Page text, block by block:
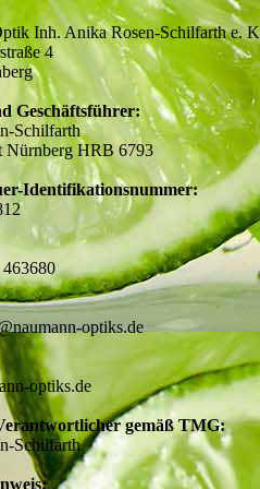
Inh. Anika Rosen-Schilfarth e.
4
Geschäftsführer:
Schilfarth
Nürnberg HRB 6793
Identifikationsnummer:
optiks.de
optiks.de
gemäß TMG:
Schilfarth